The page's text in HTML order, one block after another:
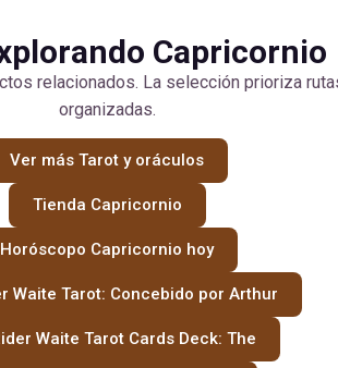
Capricornio
relacionados. La selección prioriza
organizadas.
Ver más Tarot y oráculos
Tienda Capricornio
Horóscopo Capricornio hoy
Waite Tarot: Concebido por Arthur
Waite Tarot Cards Deck: The